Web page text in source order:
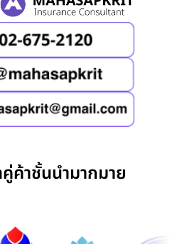
ค้าชั้นนำมากมาย